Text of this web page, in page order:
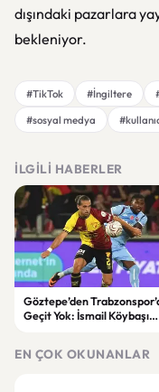
dışındaki pazarlara
bekleniyor.
#TikTok #İngiltere
#sosyal medya
İLGILI HABERLER
Göztepe’den
Geçit Yok: İsmail Köybaşı
EN ÇOK OKUNANLAR